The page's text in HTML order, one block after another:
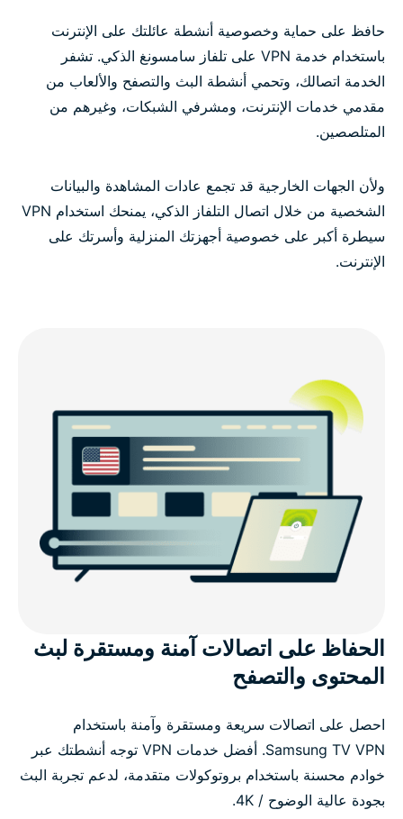
جرب ExpressVPN بدون مخاطر على تلفاز سامسونغ
حافظ على حماية وخصوصية أنشطة عائلتك على الإنترنت
باستخدام خدمة VPN على تلفاز سامسونغ الذكي. تشفر
الخدمة اتصالك، وتحمي أنشطة البث والتصفح والألعاب من
مقدمي خدمات الإنترنت، ومشرفي الشبكات، وغيرهم من
المتلصصين.
ولأن الجهات الخارجية قد تجمع عادات المشاهدة والبيانات
الشخصية من خلال اتصال التلفاز الذكي، يمنحك استخدام VPN
سيطرة أكبر على خصوصية أجهزتك المنزلية وأسرتك على
الإنترنت.
الحفاظ على اتصالات آمنة ومستقرة لبث
المحتوى والتصفح
احصل على اتصالات سريعة ومستقرة وآمنة باستخدام
Samsung TV VPN. أفضل خدمات VPN توجه أنشطتك عبر
خوادم محسنة باستخدام بروتوكولات متقدمة، لدعم تجربة البث
بجودة عالية الوضوح / 4K.